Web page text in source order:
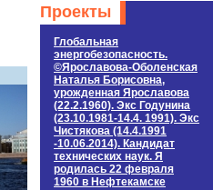
Проекты
Глобальная
энергобезопасность.
©Ярославова-Оболенская
Наталья Борисовна,
урожденная Ярославова
(22.2.1960). Экс Годунина
(23.10.1981-14.4. 1991). Экс
Чистякова (14.4.1991
-10.06.2014). Кандидат
технических наук. Я
родилась 22 февраля
1960 в Нефтекамске